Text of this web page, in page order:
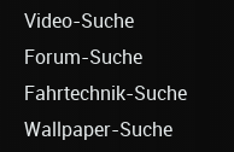
Video-Suche
Forum-Suche
Fahrtechnik-Suche
Wallpaper-Suche